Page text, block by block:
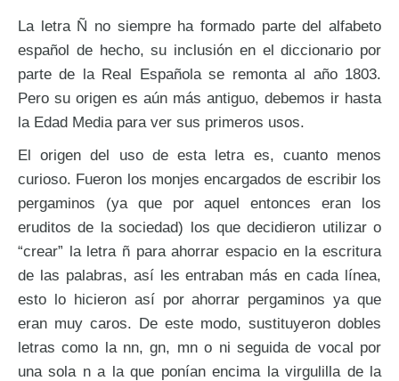
La letra Ñ no siempre ha formado parte del alfabeto
español de hecho, su inclusión en el diccionario por
parte de la Real Española se remonta al año 1803.
Pero su origen es aún más antiguo, debemos ir hasta
la Edad Media para ver sus primeros usos.
El origen del uso de esta letra es, cuanto menos
curioso. Fueron los monjes encargados de escribir los
pergaminos (ya que por aquel entonces eran los
eruditos de la sociedad) los que decidieron utilizar o
“crear” la letra ñ para ahorrar espacio en la escritura
de las palabras, así les entraban más en cada línea,
esto lo hicieron así por ahorrar pergaminos ya que
eran muy caros. De este modo, sustituyeron dobles
letras como la nn, gn, mn o ni seguida de vocal por
una sola n a la que ponían encima la virgulilla de la